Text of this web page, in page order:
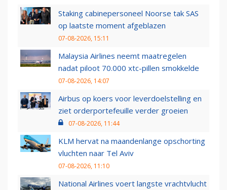
Staking cabinepersoneel Noorse tak SAS
op laatste moment afgeblazen
07-08-2026, 15:11
Malaysia Airlines neemt maatregelen
nadat piloot 70.000 xtc-pillen smokkelde
07-08-2026, 14:07
Airbus op koers voor leverdoelstelling en
ziet orderportefeuille verder groeien
07-08-2026, 11:44
KLM hervat na maandenlange opschorting
vluchten naar Tel Aviv
07-08-2026, 11:10
National Airlines voert langste vrachtvlucht